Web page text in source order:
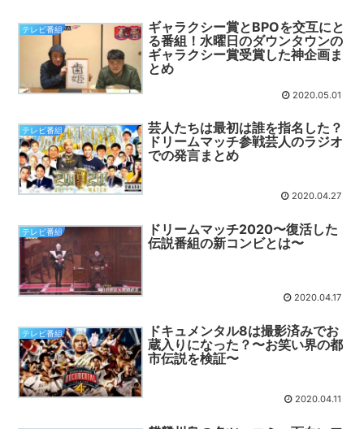
テレビ番組
ギャラクシー賞とBPOを交互にと
る番組！水曜日のダウンタウンの
ギャラクシー賞受賞した神企画ま
とめ
2020.05.01
テレビ番組
芸人たちは最初は誰を指名した？
ドリームマッチ参戦芸人のラジオ
での発言まとめ
2020.04.27
テレビ番組
ドリームマッチ2020〜復活した
伝説番組の新コンビとは〜
2020.04.17
テレビ番組
ドキュメンタル8は撮影済みでお
蔵入りになった？〜お笑い界の都
市伝説を検証〜
2020.04.11